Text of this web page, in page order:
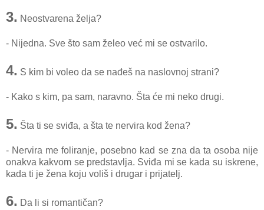
3. Neostvarena želja?
- Nijedna. Sve što sam želeo već mi se ostvarilo.
4. S kim bi voleo da se nađeš na naslovnoj strani?
- Kako s kim, pa sam, naravno. Šta će mi neko drugi.
5. Šta ti se sviđa, a šta te nervira kod žena?
- Nervira me foliranje, posebno kad se zna da ta osoba nije
onakva kakvom se predstavlja. Sviđa mi se kada su iskrene,
kada ti je žena koju voliš i drugar i prijatelj.
6. Da li si romantičan?